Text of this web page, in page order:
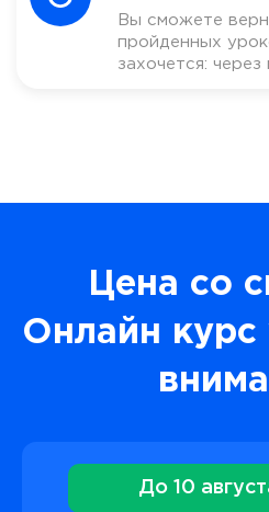
Вы сможете
пройденных
захочется: через
Цена со
Онлайн курс
До 10